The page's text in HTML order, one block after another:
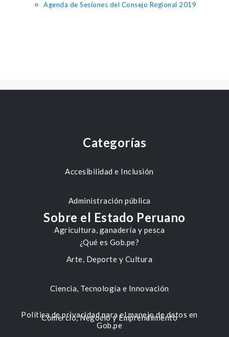
Agenda de Sesiones del Consejo Regional 2019
Categorías
Accesibilidad e Inclusión
Administración pública
Agricultura, ganadería y pesca
Arte, Deporte y Cultura
Ciencia, Tecnología e Innovación
Comercio, Negocio y Emprendimiento
Sobre el Estado Peruano
¿Qué es Gob.pe?
Política de privacidad para el manejo de datos en
Gob.pe